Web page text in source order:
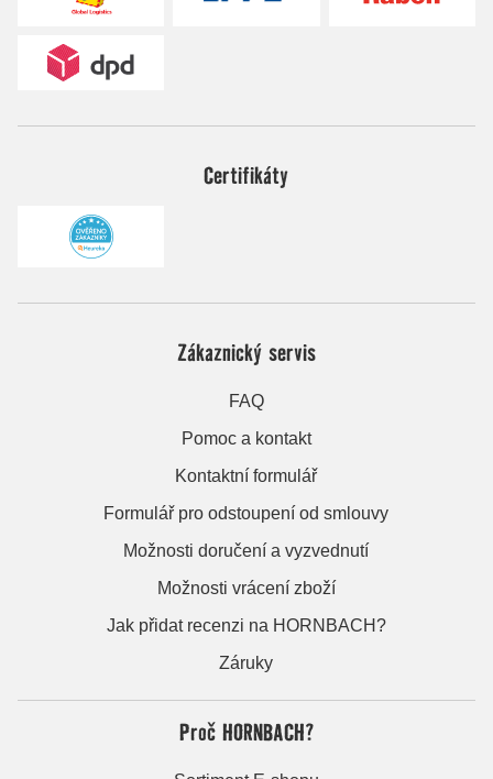
Certifikáty
Zákaznický servis
FAQ
Pomoc a kontakt
Kontaktní formulář
Formulář pro odstoupení od smlouvy
Možnosti doručení a vyzvednutí
Možnosti vrácení zboží
Jak přidat recenzi na HORNBACH?
Záruky
Proč HORNBACH?